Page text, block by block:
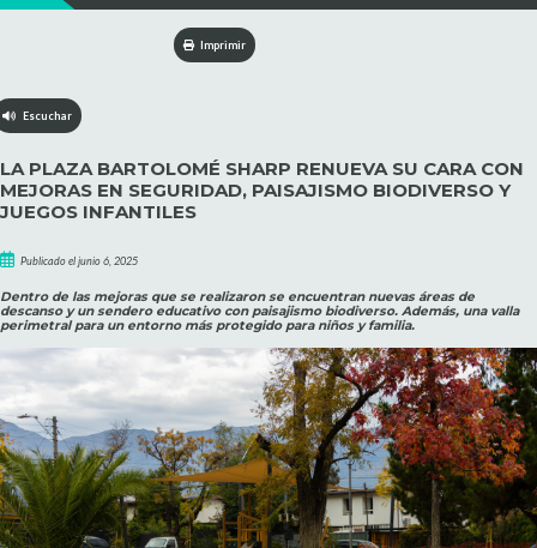
Imprimir
Escuchar
LA PLAZA BARTOLOMÉ SHARP RENUEVA SU CARA CON
MEJORAS EN SEGURIDAD, PAISAJISMO BIODIVERSO Y
JUEGOS INFANTILES
Publicado el junio 6, 2025
Dentro de las mejoras que se realizaron se encuentran nuevas áreas de
descanso y un sendero educativo con paisajismo biodiverso. Además, una valla
perimetral para un entorno más protegido para niños y familia.